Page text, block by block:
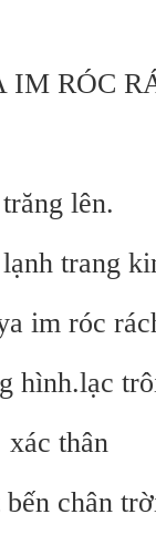
IM RÓC
trăng lên.
trang
im róc
hình.lạc
xác thân
bến chân